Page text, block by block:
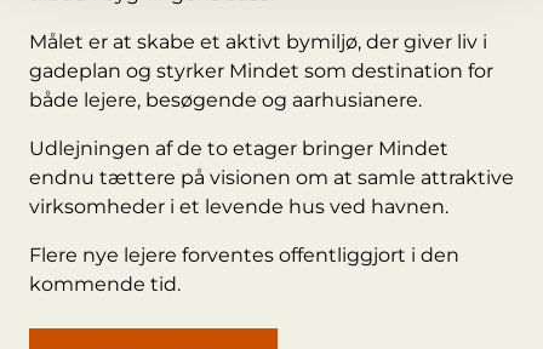
Målet er at skabe et aktivt bymiljø, der giver liv i
gadeplan og styrker Mindet som destination for
både lejere, besøgende og aarhusianere.
Udlejningen af de to etager bringer Mindet
endnu tættere på visionen om at samle attraktive
virksomheder i et levende hus ved havnen.
Flere nye lejere forventes offentliggjort i den
kommende tid.